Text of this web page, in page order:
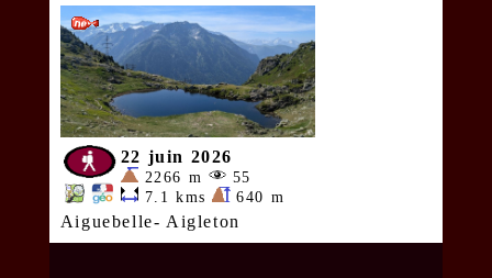
22 juin 2026
2266 m
55
7.1 kms
640 m
Aiguebelle- Aigleton